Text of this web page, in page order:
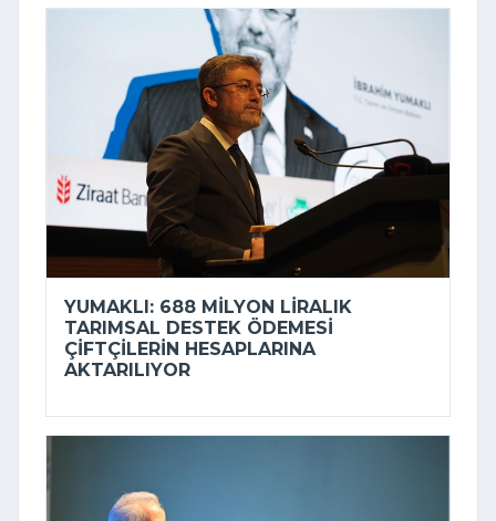
YUMAKLI: 688 MILYON LIRALIK
TARIMSAL DESTEK ÖDEMESI
ÇIFTÇILERIN HESAPLARINA
AKTARILIYOR